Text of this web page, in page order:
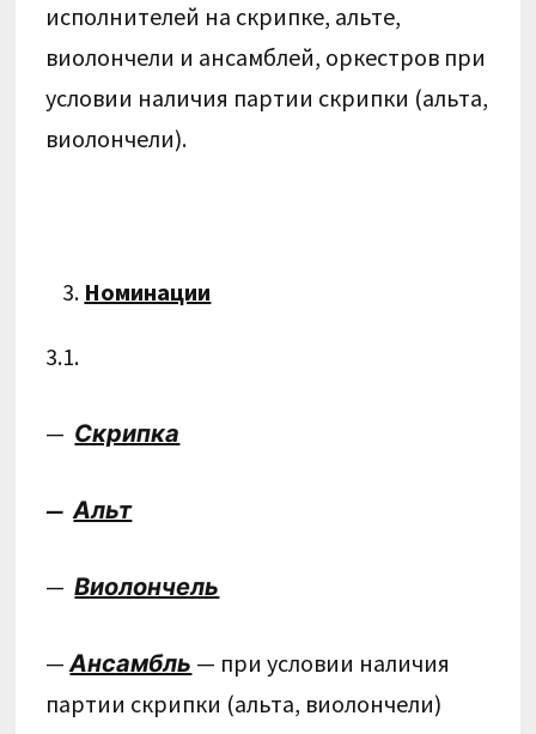
исполнителей на скрипке, альте,
виолончели и ансамблей, оркестров при
условии наличия партии скрипки (альта,
виолончели).
Номинации
3.1.
— Скрипка
—Альт
—Виолончель
—Ансамбль — при условии наличия
партии скрипки (альта, виолончели)